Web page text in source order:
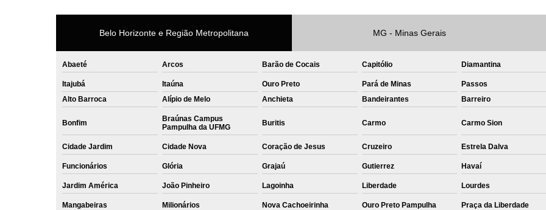
Private Label Biquínis
Private Label Camisetas
Private Label de Camisetas
Private Label Têxtil
Sublimação
Sublimação de Estampa em
Sublimação em Camisetas de
Sublimação em Tecido
Sublimação para Camisetas
Belo Horizonte e Região Metropolitana MG - Minas Gerais
Abaeté Arcos Barão de Cocais Capitólio Diamantina
Itajubá Itaúna Ouro Preto Pará de Minas Passos
Alto Barroca
Alípio de Melo Anchieta Bandeirantes Barreiro
Bonfim
Braúnas Campus
Pampulha da UFMG
Buritis Carmo Carmo Sion
Cidade Jardim Cidade Nova Coração de Jesus Cruzeiro Estrela Dalva
Funcionários Glória Grajaú Gutierrez Havaí
Jardim América João Pinheiro Lagoinha Liberdade Lourdes
Mangabeiras Milionários Nova Cachoeirinha Ouro Preto Pampulha Praça da Liberdade